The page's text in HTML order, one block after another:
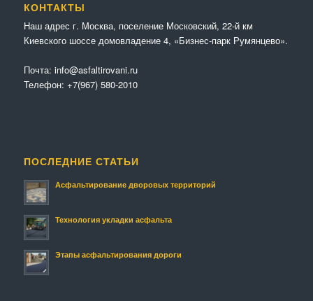
КОНТАКТЫ
Наш адрес г. Москва, поселение Московский, 22-й км
Киевского шоссе домовладение 4, «Бизнес-парк Румянцево».
Почта: info@asfaltirovani.ru
Телефон: +7(967) 580-2010
ПОСЛЕДНИЕ СТАТЬИ
Асфальтирование дворовых территорий
Технология укладки асфальта
Этапы асфальтирования дороги